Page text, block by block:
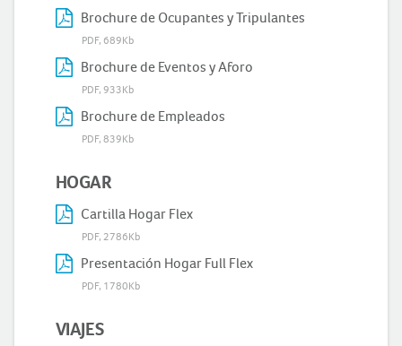
Brochure de Ocupantes y Tripulantes
PDF, 689Kb
Brochure de Eventos y Aforo
PDF, 933Kb
Brochure de Empleados
PDF, 839Kb
HOGAR
Cartilla Hogar Flex
PDF, 2786Kb
Presentación Hogar Full Flex
PDF, 1780Kb
VIAJES